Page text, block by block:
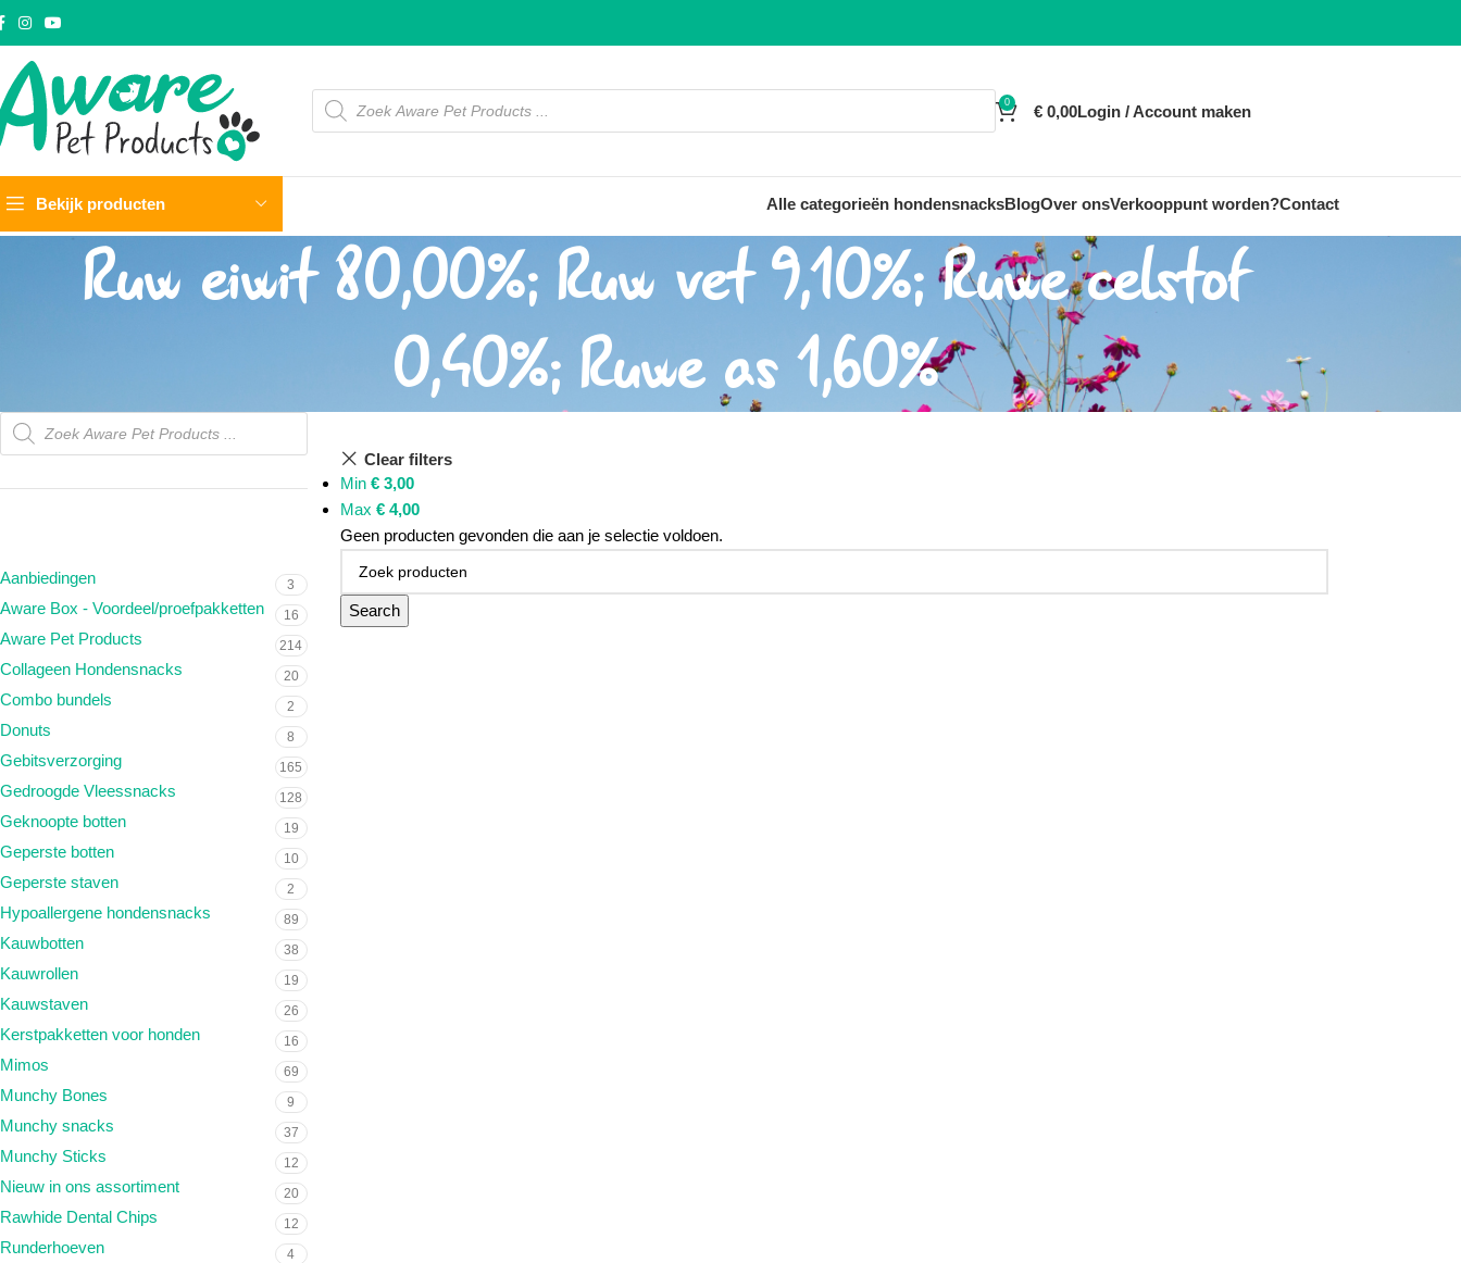
0 € 0,00Login / Account maken
Bekijk producten Alle categorieën hondensnacksBlogOver onsVerkooppunt worden?Contact
Ruw eiwit 80,00%; Ruw vet 9,10%; Ruwe celstof
0,40%; Ruwe as 1,60%
Aanbiedingen 3
Aware Box - Voordeel/proefpakketten 16
Aware Pet Products 214
Collageen Hondensnacks 20
Combo bundels 2
Donuts 8
Gebitsverzorging 165
Gedroogde Vleessnacks 128
Geknoopte botten 19
Geperste botten 10
Geperste staven 2
Hypoallergene hondensnacks 89
Kauwbotten 38
Kauwrollen 19
Kauwstaven 26
Kerstpakketten voor honden 16
Mimos 69
Munchy Bones 9
Munchy snacks 37
Munchy Sticks 12
Nieuw in ons assortiment 20
Rawhide Dental Chips 12
Runderhoeven 4
Clear filters
Min €3,00
Max €4,00
Geen producten gevonden die aan je selectie voldoen.
Search